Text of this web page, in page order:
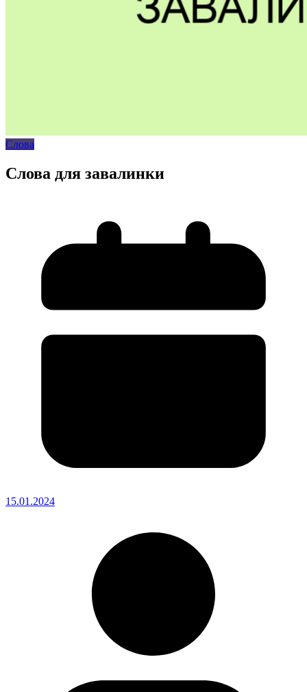
Слова
Слова для завалинки
15.01.2024